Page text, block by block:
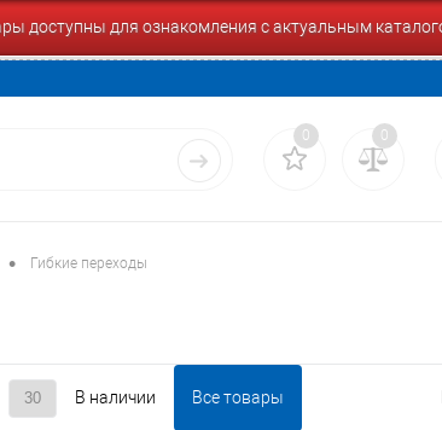
доступны для ознакомления с актуальным
0 0
• Гибкие переходы
В наличии Все товары